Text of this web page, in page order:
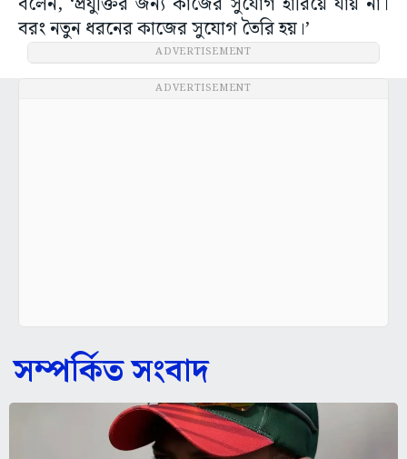
বরং নতুন ধরনের কাজের সুযোগ তৈরি হয়।’
ADVERTISEMENT
ADVERTISEMENT
সম্পর্কিত সংবাদ